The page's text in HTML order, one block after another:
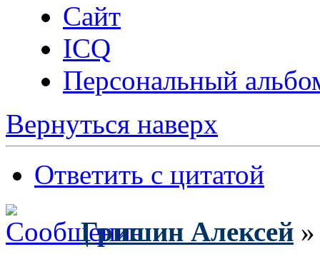
Сайт
ICQ
Персональный
Вернуться наверх
Ответить с цитатой
Гришин Алексей